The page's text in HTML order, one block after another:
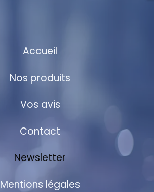
Accueil
Nos produits
Vos avis
Contact
Newsletter
Mentions légales